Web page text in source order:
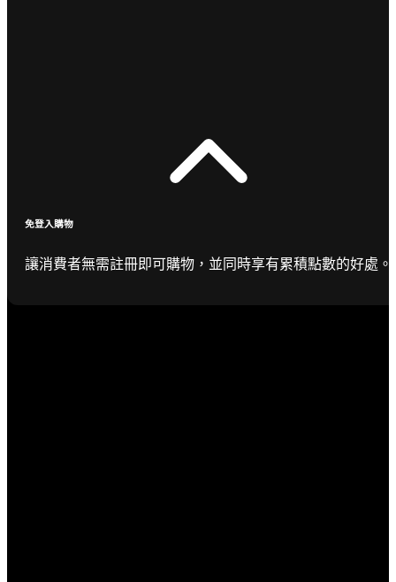
免登入購物
讓消費者無需註冊即可購物，並同時享有累積點數的好處。